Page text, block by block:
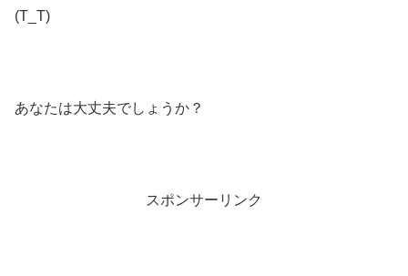
(T_T)
あなたは大丈夫でしょうか？
スポンサーリンク